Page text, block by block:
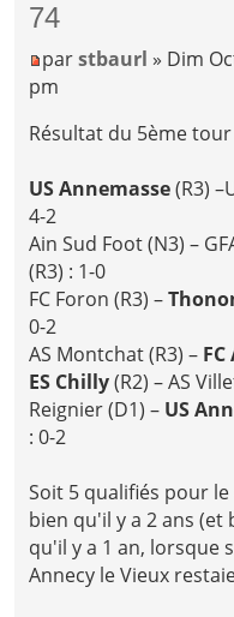
74
parstbaurl » Dim
pm
Résultat du 5ème tour
US Annemasse(R3)
4-2
Ain Sud Foot (N3) –
(R3) : 1-0
FC Foron (R3) –
0-2
AS Montchat (R3) –
ES Chilly(R2) – AS
Reignier (D1) – US
: 0-2
Soit 5 qualifiés pour
bien qu'il y a 2 ans (et
qu'il y a 1 an, lorsque
Annecy le Vieux